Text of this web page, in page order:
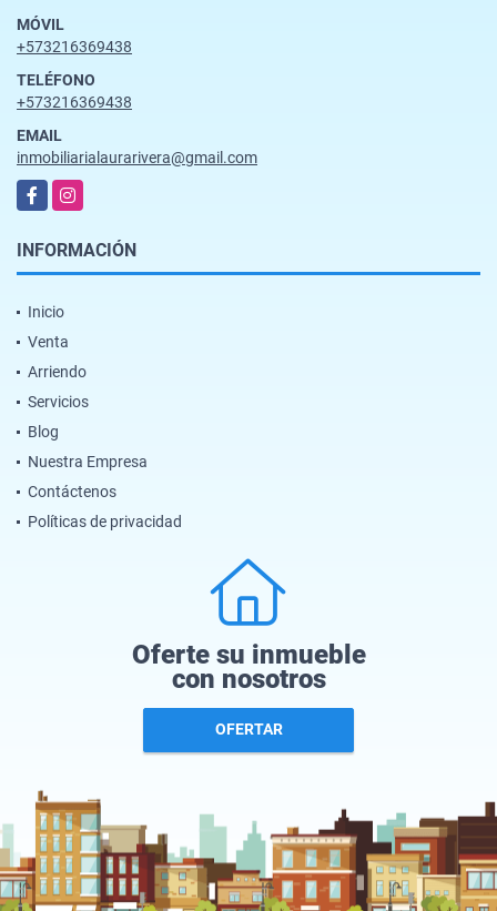
MÓVIL
+573216369438
TELÉFONO
+573216369438
EMAIL
inmobiliarialaurarivera@gmail.com
FacebookInstagram
INFORMACIÓN
Inicio
Venta
Arriendo
Servicios
Blog
Nuestra Empresa
Contáctenos
Políticas de privacidad
Oferte su inmueble
con nosotros
OFERTAR